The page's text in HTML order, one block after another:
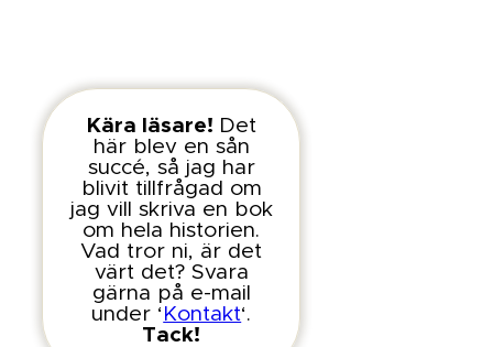
Kära läsare! Det
här blev en sån
succé, så jag har
blivit tillfrågad om
jag vill skriva en bok
om hela historien.
Vad tror ni, är det
värt det? Svara
gärna på e-mail
under ‘ Kontakt‘.
Tack!